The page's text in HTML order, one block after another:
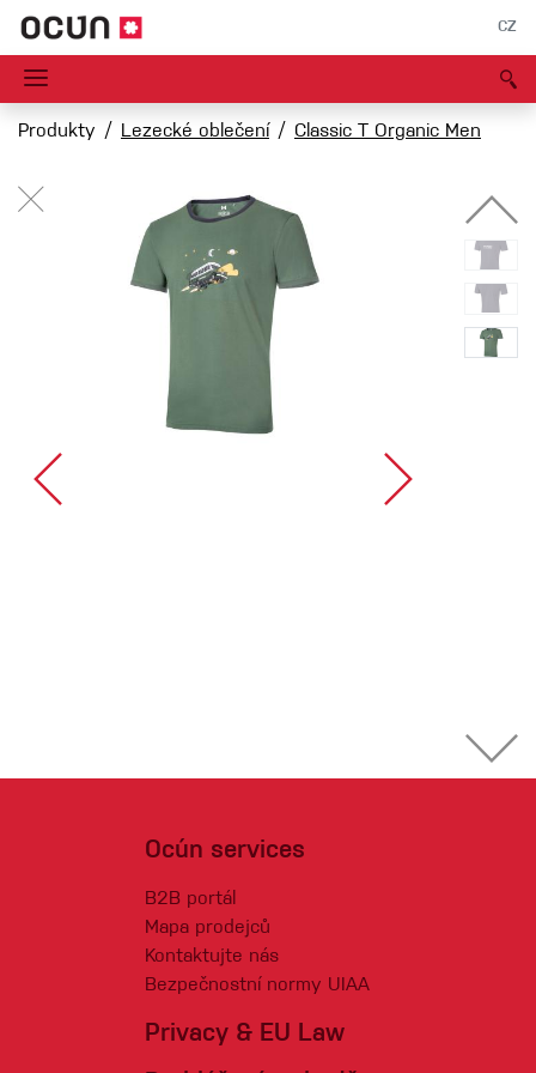
CZ
Produkty Lezecké oblečení Classic T Organic Men
Ocún services
B2B portál
Mapa prodejců
Kontaktujte nás
Bezpečnostní normy UIAA
Privacy & EU Law